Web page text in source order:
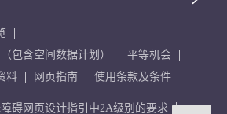
包含空间数据计划）
平等机会
料 网页指南 使用条款及条件
碍网页设计指引中2A级别的要求